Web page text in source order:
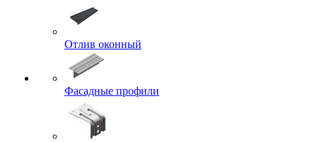
Отлив оконный
Фасадные профили